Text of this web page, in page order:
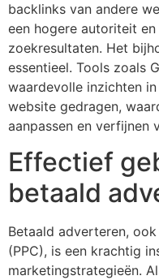
backlinks van andere
een hogere autoriteit
zoekresultaten. Het
essentieel. Tools zoals
waardevolle inzichten
website gedragen,
aanpassen en verfijnen
Effectief
betaald
Betaald adverteren,
(PPC), is een krachtig
marketingstrategieën.